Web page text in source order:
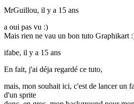
MrGuillou, il y a 15 ans
a oui pas vu :)
Mais rien ne vau un bon tuto Graphikart
ifabe, il y a 15 ans
En fait, j'ai déja regardé ce tuto,
mais, mon souhait ici, c'est de lancer un
d'un sprite